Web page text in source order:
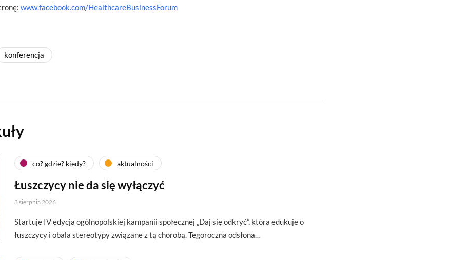
www.facebook.com/HealthcareBusinessForum
konferencja
co? gdzie? kiedy? aktualności
Łuszczycy nie da się wyłączyć
3 sierpnia 2026
Startuje IV edycja ogólnopolskiej kampanii społecznej „Daj się odkryć”, która edukuje o
łuszczycy i obala stereotypy związane z tą chorobą. Tegoroczna odsłona…